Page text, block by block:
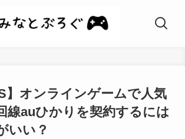
】オンラインゲームで人気
線auひかりを契約するには
いい？